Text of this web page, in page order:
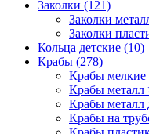
Заколки (121)
Заколки
Заколки
Кольца детские (10)
Крабы (278)
Крабы мелкие
Крабы металл
Крабы металл
Крабы на